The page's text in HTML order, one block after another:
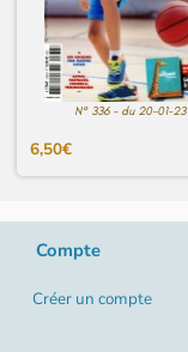
N° 336 - du 20-01-23
6,50€
Compte
Créer un compte